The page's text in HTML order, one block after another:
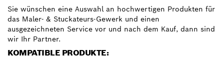
Sie wünschen eine Auswahl an hochwertigen Produkten für
das Maler- & Stuckateurs-Gewerk und einen
ausgezeichneten Service vor und nach dem Kauf, dann sind
wir Ihr Partner.
KOMPATIBLE PRODUKTE: